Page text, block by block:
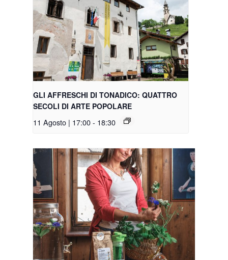
GLI AFFRESCHI DI TONADICO: QUATTRO
SECOLI DI ARTE POPOLARE
11 Agosto | 17:00- 18:30